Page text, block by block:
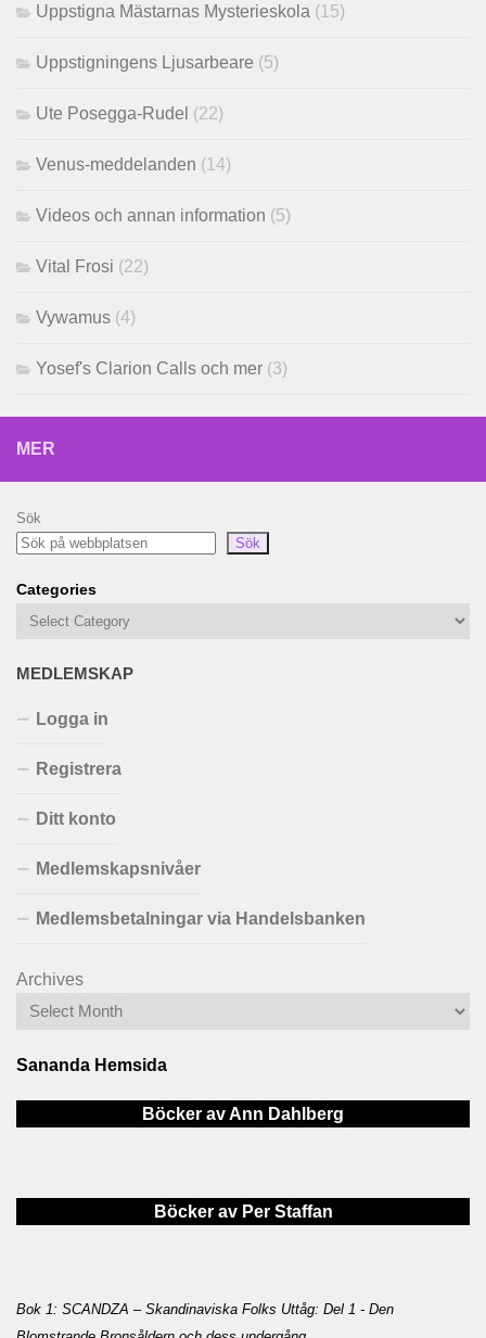
Uppstigna Mästarnas Mysterieskola (15)
Uppstigningens Ljusarbeare (5)
Ute Posegga-Rudel (22)
Venus-meddelanden (14)
Videos och annan information (5)
Vital Frosi (22)
Vywamus (4)
Yosef's Clarion Calls och mer (3)
MER
Sök
Sök
Categories
MEDLEMSKAP
Logga in
Registrera
Ditt konto
Medlemskapsnivåer
Medlemsbetalningar via Handelsbanken
Archives
Sananda Hemsida
Böcker av Ann Dahlberg
Böcker av Per Staffan
Bok 1: SCANDZA – Skandinaviska Folks Uttåg: Del 1 - Den